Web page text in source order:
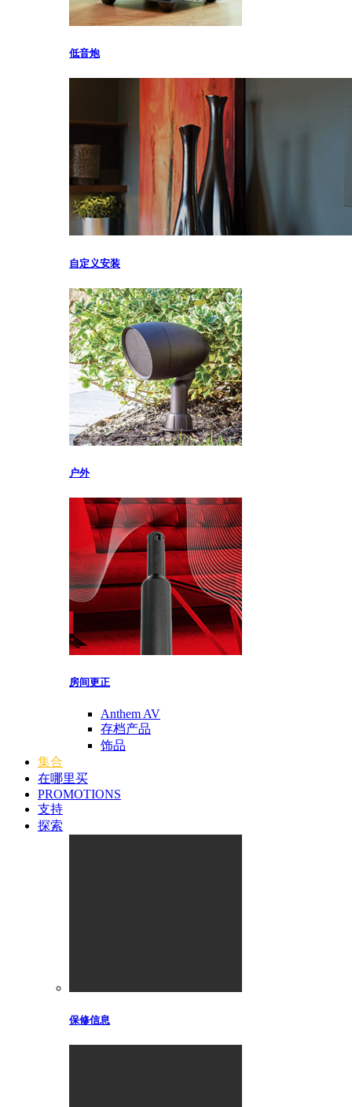
低音炮
自定义安装
户外
房间更正
Anthem AV
存档产品
饰品
集合
在哪里买
PROMOTIONS
支持
探索
保修信息